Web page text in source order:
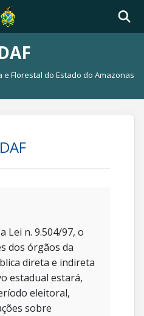
Florestal do Estado do Amazonas
Lei n. 9.504/97, o
dos órgãos da
direta e indireta
estadual estará,
eleitoral,
sobre